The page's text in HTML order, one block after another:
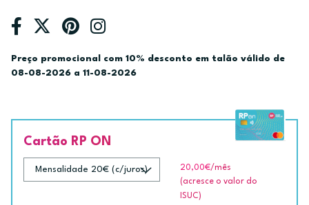
Preço promocional com 10% desconto em talão válido de
08-08-2026 a 11-08-2026
Cartão RP ON
20,00€/mês
(acresce o valor do
ISUC)